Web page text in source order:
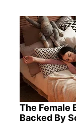
The Female
Backed By